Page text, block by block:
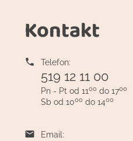
Kontakt
 Telefon:
519 12 11 00
Pn - Pt od 1100 do 1700
Sb od 1000 do 1400
 Email: